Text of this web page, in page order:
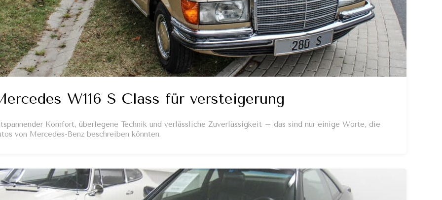
W116 S Class für versteigerung
Komfort, überlegene Technik und verlässliche Zuverlässigkeit – das sind nur einige Worte, die
von Mercedes-Benz beschreiben könnten.